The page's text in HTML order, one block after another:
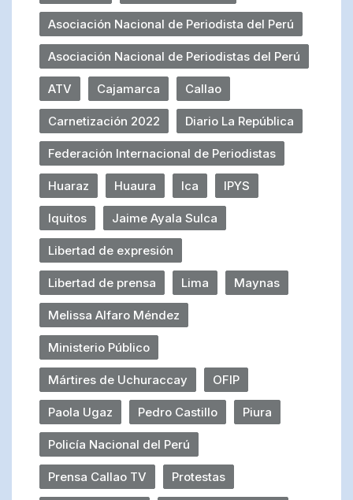
Asociación Nacional de Periodista del Perú
Asociación Nacional de Periodistas del Perú
ATV Cajamarca Callao
Carnetización 2022 Diario La República
Federación Internacional de Periodistas
Huaraz Huaura Ica IPYS
Iquitos Jaime Ayala Sulca
Libertad de expresión
Libertad de prensa Lima Maynas
Melissa Alfaro Méndez
Ministerio Público
Mártires de Uchuraccay OFIP
Paola Ugaz Pedro Castillo Piura
Policía Nacional del Perú
Prensa Callao TV Protestas